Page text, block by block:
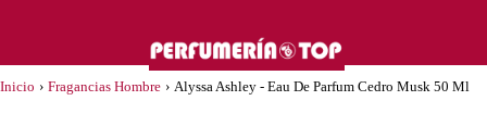
Inicio › Fragancias Hombre › Alyssa Ashley - Eau De Parfum Cedro Musk 50 Ml